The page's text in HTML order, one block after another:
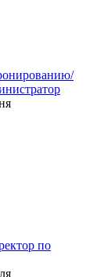
по